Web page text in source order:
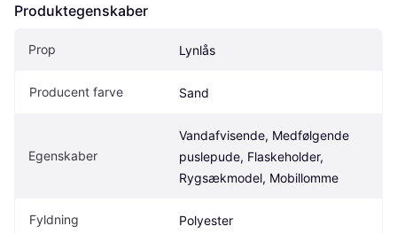
Produktegenskaber
Prop Lynlås
Producent farve Sand
Egenskaber
Vandafvisende, Medfølgende
puslepude, Flaskeholder,
Rygsækmodel, Mobillomme
Fyldning Polyester